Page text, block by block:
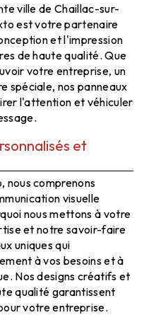
ville de Chaillac-sur-
est votre partenaire
et l'impression
de haute qualité. Que
votre entreprise, un
spéciale, nos panneaux
l'attention et véhiculer
et
nous comprenons
visuelle
nous mettons à votre
et notre savoir-faire
uniques qui
à vos besoins et à
Nos designs créatifs et
qualité garantissent
votre entreprise.